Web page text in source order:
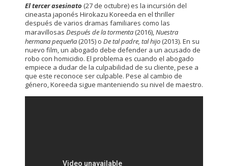
El tercer asesinato (27 de octubre) es la incursión del
cineasta japonés Hirokazu Koreeda en el thriller
después de varios dramas familiares como las
maravillosas Después de la tormenta (2016),Nuestra
hermana pequeña (2015) o De tal padre, tal hijo (2013). En su
nuevo film, un abogado debe defender a un acusado de
robo con homicidio. El problema es cuando el abogado
empiece a dudar de la culpabilidad de su cliente, pese a
que este reconoce ser culpable. Pese al cambio de
género, Koreeda sigue manteniendo su nivel de maestro.